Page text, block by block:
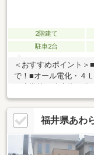
2階建て
駐車2台
＜おすすめポイント＞
で！■オール電化・４
戸小学校（徒歩約34
リンク』よりパノラマ
つでも内覧を受付して
金も『住宅ローンアド
にご説明いたします。
福井県あわ